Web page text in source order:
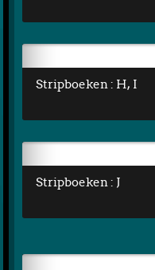
Stripboeken : H, I
Stripboeken : J